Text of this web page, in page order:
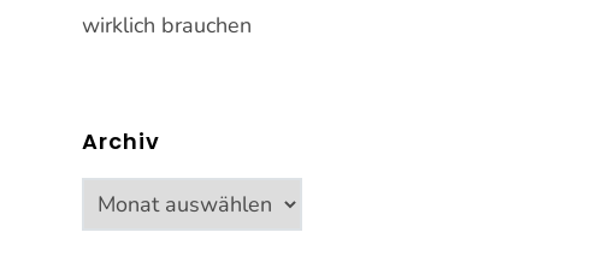
wirklich brauchen
Archiv
Archiv